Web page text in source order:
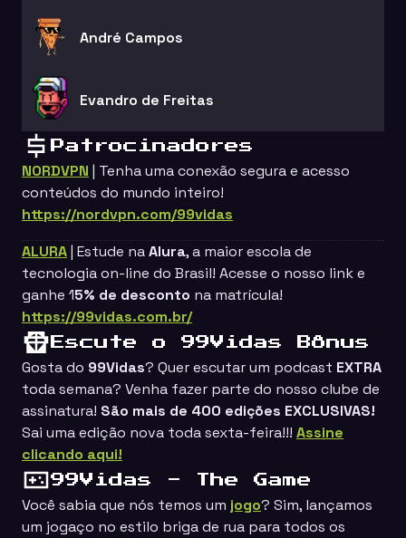
André Campos
Evandro de Freitas
Patrocinadores
NORDVPN | Tenha uma conexão segura e acesso
conteúdos do mundo inteiro!
https://nordvpn.com/99vidas
ALURA| Estude naAlura, a maior escola de
tecnologia on-line do Brasil! Acesse o nosso link e
ganhe 15% de desconto na matrícula!
https://99vidas.com.br/
Escute o 99Vidas Bônus
Gosta do 99Vidas? Quer escutar um podcast EXTRA
toda semana? Venha fazer parte do nosso clube de
assinatura! São mais de 400 edições EXCLUSIVAS!
Sai uma edição nova toda sexta-feira!!! Assine
clicando aqui!
99Vidas - The Game
Você sabia que nós temos um jogo? Sim, lançamos
um jogaço no estilo briga de rua para todos os